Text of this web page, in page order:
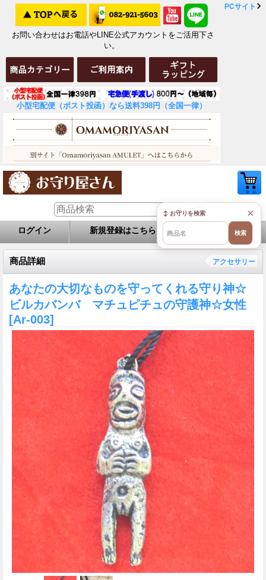
お問い合わせはお電話やLINE公式アカウントをご活用下さ
い。
小型宅配便（ポスト投函）なら送料398円（全国一律）
PCサイト
ログイン 新規登録はこちら お問い合せ
商品詳細 アクセサリー
あなたの大切なものを守ってくれる守り神☆
ビルカバンバ マチュピチュの守護神☆女性
[Ar-003]
×
↕ お守りを検索
検索